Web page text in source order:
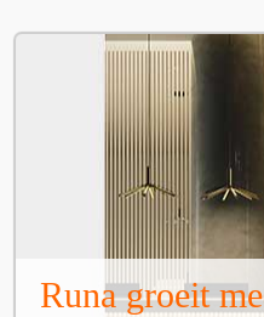
Runa groeit